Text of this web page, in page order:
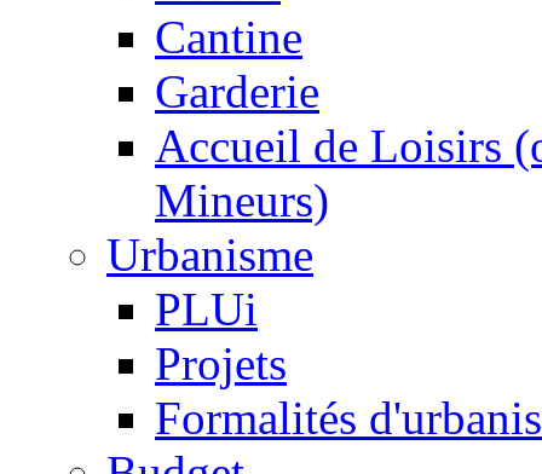
Cantine
Garderie
Accueil de Loisirs
Mineurs)
Urbanisme
PLUi
Projets
Formalités